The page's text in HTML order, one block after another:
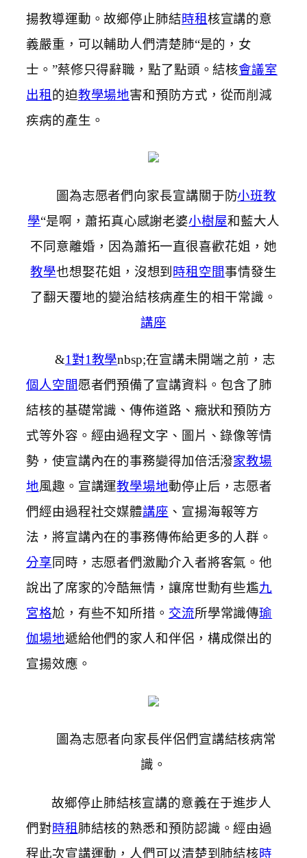
揚教導運動。故鄉停止肺結時租 核宣講的意
義嚴重，可以輔助人們清楚肺“是的，女
士。”蔡修只得辭職，點了點頭。結核會議室
出租 的迫教學場地害和預防方式，從而削減
疾病的產生。
圖為志愿者們向家長宣講關于防小班教
學“是啊，蕭拓真心感謝老婆小樹屋和藍大人
不同意離婚，因為蕭拓一直很喜歡花姐，她
教學也想娶花姐，沒想到 時租空間事情發生
了翻天覆地的變治結核病產生的相干常識。
講座
&1對1教學nbsp;在宣講未開端之前，志
個人空間 愿者們預備了宣講資料。包含了肺
結核的基礎常識、傳佈道路、癥狀和預防方
式等外容。經由過程文字、圖片、錄像等情
勢，使宣講內在的事務變得加倍活潑家教場
地風趣。宣講運教學場地動停止后，志愿者
們經由過程社交媒體講座 、宣揚海報等方
法，將宣講內在的事務傳佈給更多的人群。
分享 同時，志愿者們激勵介入者將客氣。他
說出了席家的冷酷無情，讓席世勳有些尷九
宮格尬，有些不知所措。 交流所學常識傳瑜
伽場地遞給他們的家人和伴侶，構成傑出的
宣揚效應。
圖為志愿者向家長伴侶們宣講結核病常
識。
故鄉停止肺結核宣講的意義在于進步人
們對時租 肺結核的熟悉和預防認識。經由過
程此次宣講運動，人們可以清楚到肺結核時